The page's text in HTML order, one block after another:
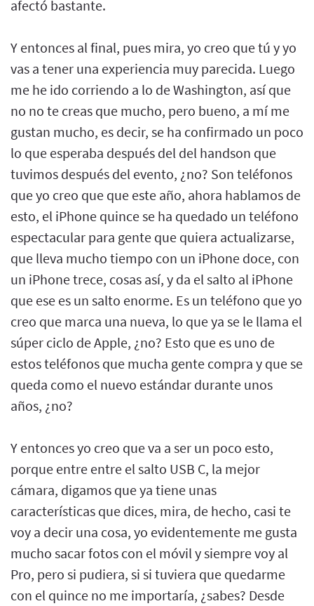
afectó bastante.
Y entonces al final, pues mira, yo creo que tú y yo
vas a tener una experiencia muy parecida. Luego
me he ido corriendo a lo de Washington, así que
no no te creas que mucho, pero bueno, a mí me
gustan mucho, es decir, se ha confirmado un poco
lo que esperaba después del del handson que
tuvimos después del evento, ¿no? Son teléfonos
que yo creo que que este año, ahora hablamos de
esto, el iPhone quince se ha quedado un teléfono
espectacular para gente que quiera actualizarse,
que lleva mucho tiempo con un iPhone doce, con
un iPhone trece, cosas así, y da el salto al iPhone
que ese es un salto enorme. Es un teléfono que yo
creo que marca una nueva, lo que ya se le llama el
súper ciclo de Apple, ¿no? Esto que es uno de
estos teléfonos que mucha gente compra y que se
queda como el nuevo estándar durante unos
años, ¿no?
Y entonces yo creo que va a ser un poco esto,
porque entre entre el salto USB C, la mejor
cámara, digamos que ya tiene unas
características que dices, mira, de hecho, casi te
voy a decir una cosa, yo evidentemente me gusta
mucho sacar fotos con el móvil y siempre voy al
Pro, pero si pudiera, si si tuviera que quedarme
con el quince no me importaría, ¿sabes? Desde